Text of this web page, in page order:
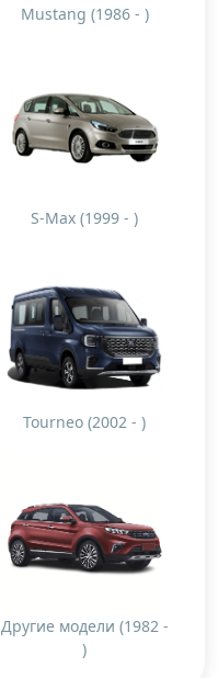
Mustang (1986 - )
S-Max (1999 - )
Tourneo (2002 - )
Другие модели (1982 -
)